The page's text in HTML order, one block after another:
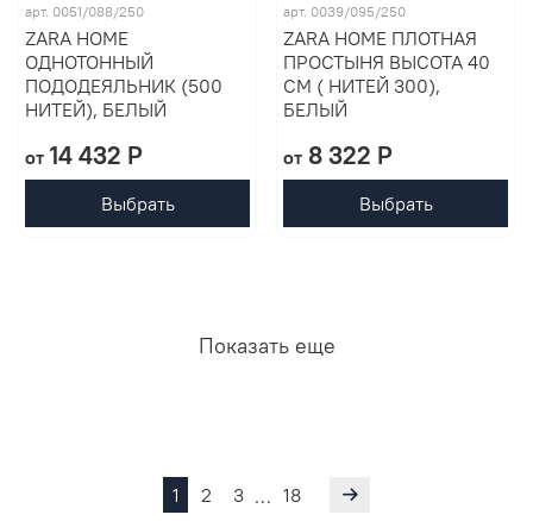
арт. 0051/088/250
ZARA HOME
ОДНОТОННЫЙ
ПОДОДЕЯЛЬНИК (500
НИТЕЙ), БЕЛЫЙ
от14 432 P
Выбрать
арт. 0039/095/250
ZARA HOME ПЛОТНАЯ
ПРОСТЫНЯ ВЫСОТА 40
СМ ( НИТЕЙ 300),
БЕЛЫЙ
от8 322 P
Выбрать
Показать еще
1 2 3 … 18